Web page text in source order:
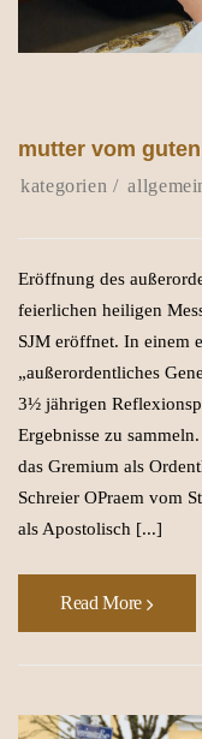
mutter vom
Eröffnung des
feierlichen heiligen
SJM eröffnet. In einem
„außerordentliches
3½ jährigen
Ergebnisse zu
das Gremium als
Schreier OPraem vom
als Apostolisch [...]
Read More